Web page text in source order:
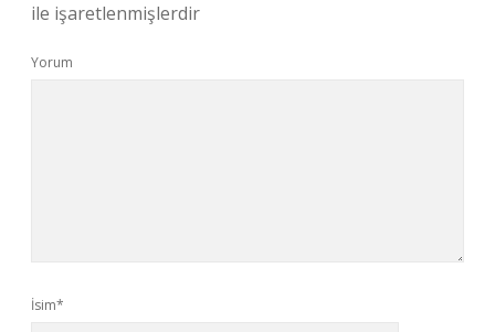
ile işaretlenmişlerdir
Yorum
İsim*